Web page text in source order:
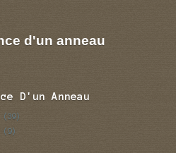
d'un anneau
D'un Anneau
(39)
(9)